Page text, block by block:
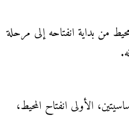
من بداية انفتاحه إلى مرحلة
الأولى انفتاح المحيط،